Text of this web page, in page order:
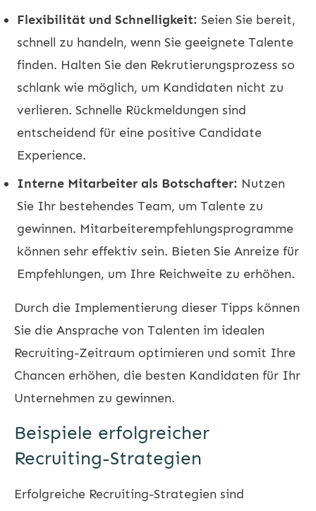
Flexibilität und Schnelligkeit: Seien Sie bereit,
schnell zu handeln, wenn Sie geeignete Talente
finden. Halten Sie den Rekrutierungsprozess so
schlank wie möglich, um Kandidaten nicht zu
verlieren. Schnelle Rückmeldungen sind
entscheidend für eine positive Candidate
Experience.
Interne Mitarbeiter als Botschafter: Nutzen
Sie Ihr bestehendes Team, um Talente zu
gewinnen. Mitarbeiterempfehlungsprogramme
können sehr effektiv sein. Bieten Sie Anreize für
Empfehlungen, um Ihre Reichweite zu erhöhen.
Durch die Implementierung dieser Tipps können
Sie die Ansprache von Talenten im idealen
Recruiting-Zeitraum optimieren und somit Ihre
Chancen erhöhen, die besten Kandidaten für Ihr
Unternehmen zu gewinnen.
Beispiele erfolgreicher
Recruiting-Strategien
Erfolgreiche Recruiting-Strategien sind